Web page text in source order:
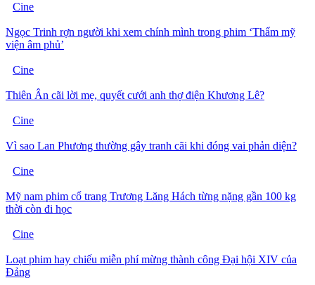
Cine
Ngọc Trinh rợn người khi xem chính mình trong phim ‘Thẩm mỹ
viện âm phủ’
Cine
Thiên Ân cãi lời mẹ, quyết cưới anh thợ điện Khương Lê?
Cine
Vì sao Lan Phương thường gây tranh cãi khi đóng vai phản diện?
Cine
Mỹ nam phim cổ trang Trương Lăng Hách từng nặng gần 100 kg
thời còn đi học
Cine
Loạt phim hay chiếu miễn phí mừng thành công Đại hội XIV của
Đảng